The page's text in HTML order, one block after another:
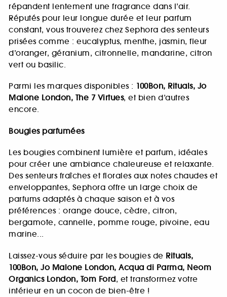
répandent lentement une fragrance dans l’air.
Réputés pour leur longue durée et leur parfum
constant, vous trouverez chez Sephora des senteurs
prisées comme : eucalyptus, menthe, jasmin, fleur
d’oranger, géranium, citronnelle, mandarine, citron
vert ou basilic.
Parmi les marques disponibles : 100Bon, Rituals, Jo
Malone London, The 7 Virtues, et bien d’autres
encore.
Bougies parfumées
Les bougies combinent lumière et parfum, idéales
pour créer une ambiance chaleureuse et relaxante.
Des senteurs fraîches et florales aux notes chaudes et
enveloppantes, Sephora offre un large choix de
parfums adaptés à chaque saison et à vos
préférences : orange douce, cèdre, citron,
bergamote, cannelle, pomme rouge, pivoine, eau
marine...
Laissez-vous séduire par les bougies de Rituals,
100Bon, Jo Malone London, Acqua di Parma, Neom
Organics London, Tom Ford, et transformez votre
intérieur en un cocon de bien-être !